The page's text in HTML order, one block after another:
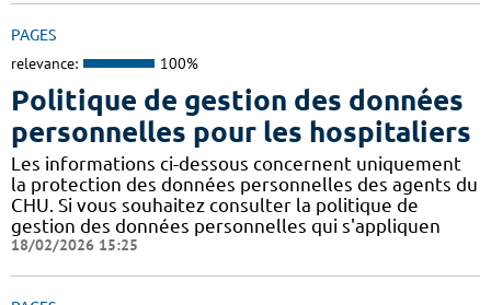
PAGES
relevance: 100%
Politique de gestion des données
personnelles pour les hospitaliers
Les informations ci-dessous concernent uniquement
la protection des données personnelles des agents du
CHU. Si vous souhaitez consulter la politique de
gestion des données personnelles qui s'appliquen
18/02/2026 15:25